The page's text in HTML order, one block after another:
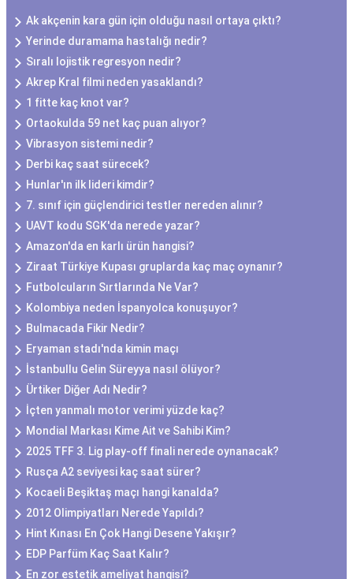
Ak akçenin kara gün için olduğu nasıl ortaya çıktı?
Yerinde duramama hastalığı nedir?
Sıralı lojistik regresyon nedir?
Akrep Kral filmi neden yasaklandı?
1 fitte kaç knot var?
Ortaokulda 59 net kaç puan alıyor?
Vibrasyon sistemi nedir?
Derbi kaç saat sürecek?
Hunlar'ın ilk lideri kimdir?
7. sınıf için güçlendirici testler nereden alınır?
UAVT kodu SGK'da nerede yazar?
Amazon'da en karlı ürün hangisi?
Ziraat Türkiye Kupası gruplarda kaç maç oynanır?
Futbolcuların Sırtlarında Ne Var?
Kolombiya neden İspanyolca konuşuyor?
Bulmacada Fikir Nedir?
Eryaman stadı'nda kimin maçı
İstanbullu Gelin Süreyya nasıl ölüyor?
Ürtiker Diğer Adı Nedir?
İçten yanmalı motor verimi yüzde kaç?
Mondial Markası Kime Ait ve Sahibi Kim?
2025 TFF 3. Lig play-off finali nerede oynanacak?
Rusça A2 seviyesi kaç saat sürer?
Kocaeli Beşiktaş maçı hangi kanalda?
2012 Olimpiyatları Nerede Yapıldı?
Hint Kınası En Çok Hangi Desene Yakışır?
EDP Parfüm Kaç Saat Kalır?
En zor estetik ameliyat hangisi?